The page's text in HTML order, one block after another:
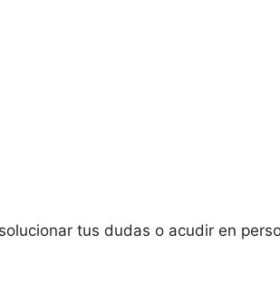
tus dudas o acudir en